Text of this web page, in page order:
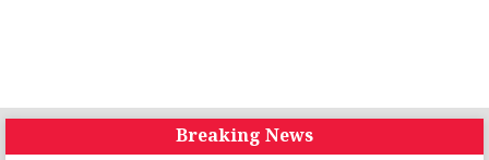
Breaking News